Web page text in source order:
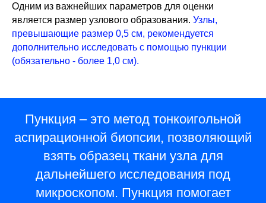
Одним из важнейших параметров для оценки
является размер узлового образования. Узлы,
превышающие размер 0,5 см, рекомендуется
дополнительно исследовать с помощью пункции
(обязательно - более 1,0 см).
Пункция – это метод тонкоигольной
аспирационной биопсии, позволяющий
взять образец ткани узла для
дальнейшего исследования под
микроскопом. Пункция помогает